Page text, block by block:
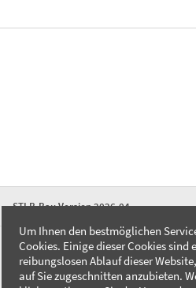
STLB-Bau Version 2026-04
FAQ
Kontakt
Datenschutzerklärung
Um Ihnen den bestmöglichen
Cookies. Einige dieser Cookies sind
reibungslosen Ablauf dieser
auf Sie zugeschnitten anzubieten.